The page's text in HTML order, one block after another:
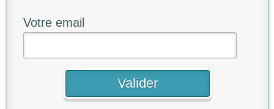
Votre email